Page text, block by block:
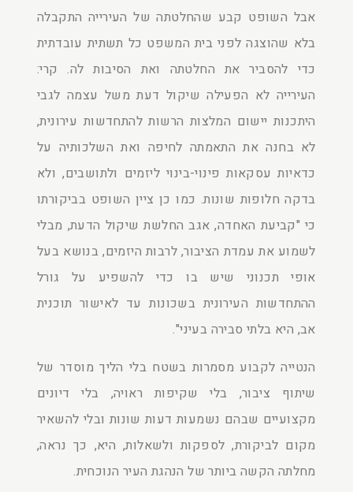
אבל השופט קבע שהחלטתה של העירייה התקבלה
בלא שהוצגה לפני בית המשפט כל תשתית עובדתית
כדי להסביר את החלטתה ואת הסיבות לה. קרי:
העירייה לא הפעילה שיקול דעת משל עצמה לגבי
היתכנות יישום המלצות הרשות להתחדשות עירונית,
לא בחנה את התאמתה לחיפה ואת השלכותיה על
כדאיות עסקאות פינוי-בינוי ליזמים ולתושבים, ולא
בדקה חלופות שונות. כמו כן ציין השופט בביקורתו
כי "קביעת האחדה, אגב החלשת שיקול הדעת, מבלי
לשמוע את עמדת הציבור, לרבות היזמים, בנושא בעל
אופי תכנוני שיש בו כדי להשפיע על גורל
ההתחדשות העירונית בשכונות עד לאישור תוכנית
אב, היא בלתי סבירה בעיני".
הנטייה לקבוע מסמרות בשטח בלי הליך מוסדר של
שיתוף ציבור, בלי שקיפות ראויה, בלי דיונים
מקצועיים שבהם נשמעות דעות שונות ובלי להשאיר
מקום לביקורת, לספקות ולשאלות, היא, כך נראה,
מחלתה הקשה ביותר של הנהגת העיר הנוכחית.